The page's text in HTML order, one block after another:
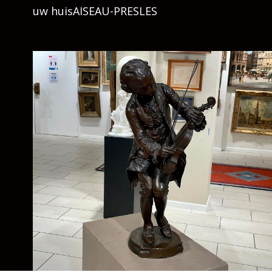
uw huisAISEAU-PRESLES